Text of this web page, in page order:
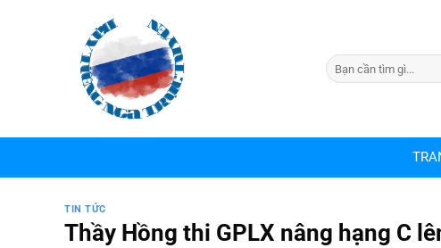
TIN TỨC
Thầy Hồng thi GPLX nâng hạng C